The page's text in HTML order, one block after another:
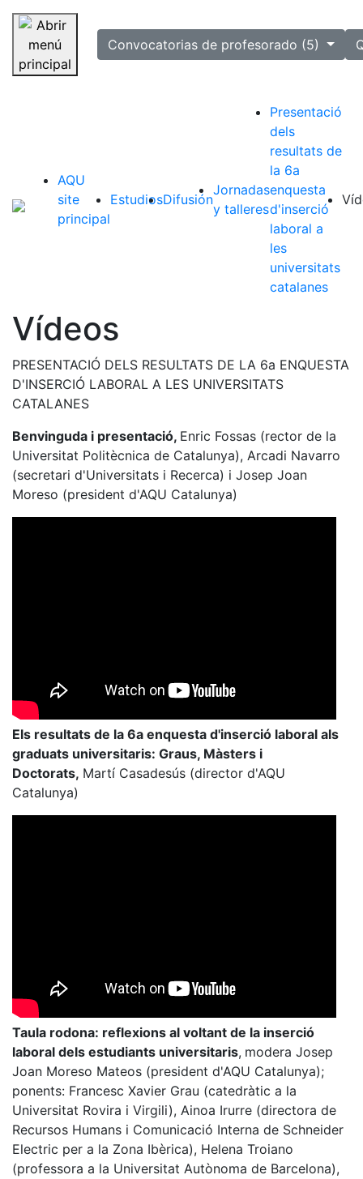
Saltar navegación
selectedConvocatorias de profesorado (5)
AQU
site
principal
EstudiosDifusión
Jornadas
y talleres
Presentació
dels
resultats de
la 6a
enquesta
d'inserció
laboral a
les
universitats
catalanes
Vídeos
PRESENTACIÓ DELS RESULTATS DE LA 6a ENQUESTA
D'INSERCIÓ LABORAL A LES UNIVERSITATS
CATALANES
Benvinguda i presentació, Enric Fossas (rector de la
Universitat Politècnica de Catalunya), Arcadi Navarro
(secretari d'Universitats i Recerca) i Josep Joan
Moreso (president d'AQU Catalunya)
Els resultats de la 6a enquesta d'inserció laboral als
graduats universitaris: Graus, Màsters i
Doctorats, Martí Casadesús (director d'AQU
Catalunya)
Taula rodona: reflexions al voltant de la inserció
laboral dels estudiants universitaris, modera Josep
Joan Moreso Mateos (president d'AQU Catalunya);
ponents: Francesc Xavier Grau (catedràtic a la
Universitat Rovira i Virgili), Ainoa Irurre (directora de
Recursos Humans i Comunicació Interna de Schneider
Electric per a la Zona Ibèrica), Helena Troiano
(professora a la Universitat Autònoma de Barcelona),